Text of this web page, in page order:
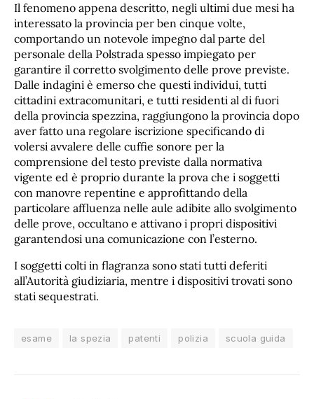
Il fenomeno appena descritto, negli ultimi due mesi ha
interessato la provincia per ben cinque volte,
comportando un notevole impegno dal parte del
personale della Polstrada spesso impiegato per
garantire il corretto svolgimento delle prove previste.
Dalle indagini è emerso che questi individui, tutti
cittadini extracomunitari, e tutti residenti al di fuori
della provincia spezzina, raggiungono la provincia dopo
aver fatto una regolare iscrizione specificando di
volersi avvalere delle cuffie sonore per la
comprensione del testo previste dalla normativa
vigente ed è proprio durante la prova che i soggetti
con manovre repentine e approfittando della
particolare affluenza nelle aule adibite allo svolgimento
delle prove, occultano e attivano i propri dispositivi
garantendosi una comunicazione con l’esterno.
I soggetti colti in flagranza sono stati tutti deferiti
all’Autorità giudiziaria, mentre i dispositivi trovati sono
stati sequestrati.
esame la spezia patenti polizia scuola guida